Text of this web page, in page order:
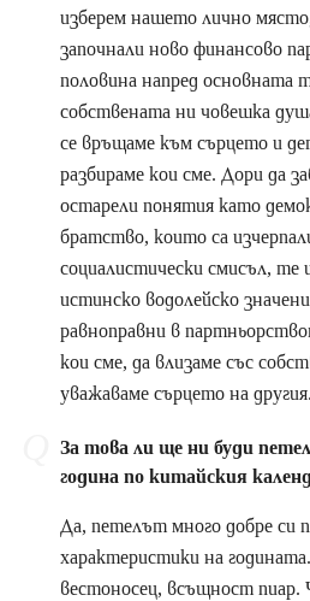
изберем нашето лично
започнали ново финансово
половина напред основната
собствената ни човешка
се връщаме към сърцето и
разбираме кои сме. Дори да
остарели понятия като
братство, които са
социалистически смисъл,
истинско водолейско
равноправни в
кои сме, да влизаме със
уважаваме сърцето на другия.
За това ли ще ни буди
година по китайския
Да, петелът много добре си
характеристики на
вестоносец, всъщност